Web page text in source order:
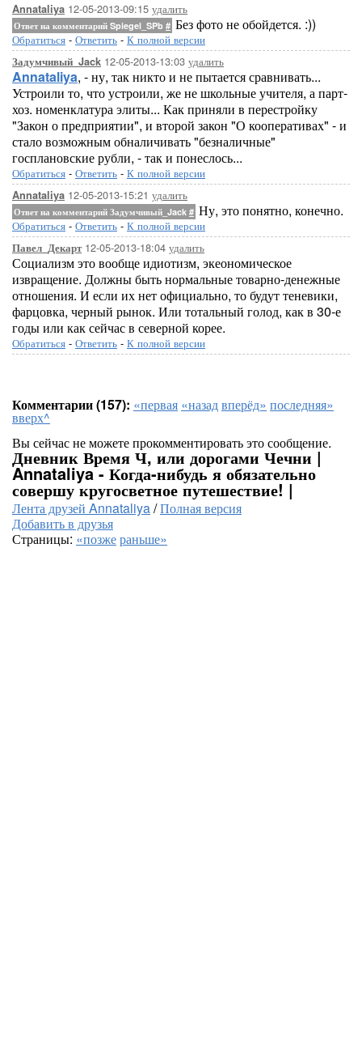
Annataliya 12-05-2013-09:15 удалить
Ответ на комментарий Spiegel_SPb # Без фото не обойдется. :))
Обратиться - Ответить - К полной версии
Задумчивый_Jack 12-05-2013-13:03 удалить
Annataliya, - ну, так никто и не пытается сравнивать...
Устроили то, что устроили, же не школьные учителя, а парт-
хоз. номенклатура элиты... Как приняли в перестройку
"Закон о предприятии", и второй закон "О кооперативах" - и
стало возможным обналичивать "безналичные"
госплановские рубли, - так и понеслось...
Обратиться - Ответить - К полной версии
Annataliya 12-05-2013-15:21 удалить
Ответ на комментарий Задумчивый_Jack # Ну, это понятно, конечно.
Обратиться - Ответить - К полной версии
Павел_Декарт12-05-2013-18:04 удалить
Социализм это вообще идиотизм, экеономическое
извращение. Должны быть нормальные товарно-денежные
отношения. И если их нет официально, то будут теневики,
фарцовка, черный рынок. Или тотальный голод, как в 30-е
годы или как сейчас в северной корее.
Обратиться - Ответить - К полной версии
Комментарии (157): «первая «назадвперёд» последняя»
вверх^
Вы сейчас не можете прокомментировать это сообщение.
Дневник Время Ч, или дорогами Чечни |
Annataliya - Когда-нибудь я обязательно
совершу кругосветное путешествие! |
Лента друзей Annataliya/Полная версия
Добавить в друзья
Страницы: «позжераньше»